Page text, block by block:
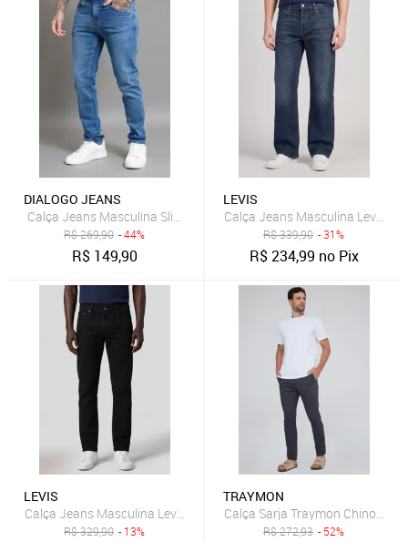
DIALOGO JEANS
Calça Jeans Masculina Slim Fit com Elastano Dialogo
R$269,90 - 44%
R$ 149,90
LEVIS
Calça Jeans Masculina Levis
R$339,90 - 31%
R$234,99 no Pix
LEVIS
Calça Jeans Masculina Levis 511 Slim Preta
R$329,90 - 13%
TRAYMON
Calça Sarja Traymon Chino Slim
R$272,93 - 52%